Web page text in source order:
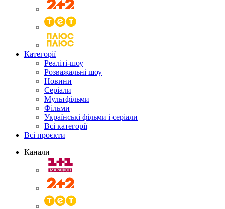
Категорії
Реаліті-шоу
Розважальні шоу
Новини
Серіали
Мультфільми
Фільми
Українські фільми і серіали
Всі категорії
Всі проєкти
Канали